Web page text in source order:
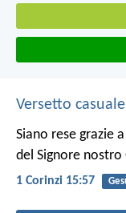
Versetto
Siano rese grazie
del Signore nostro
1 Corinzi 15:57